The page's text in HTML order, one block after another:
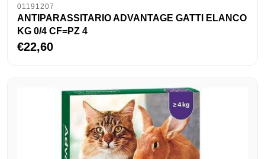
01191207
ANTIPARASSITARIO ADVANTAGE GATTI ELANCO
KG 0/4 CF=PZ 4
€22,60